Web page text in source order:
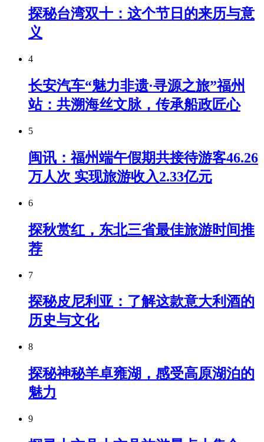
探秘台湾双十：这个节日的来历与意
义
4
长安汽车“魅力非遗·寻源之旅”福州
站：共溯海丝文脉，传承船政匠心
5
闽讯：福州端午假期共接待游客46.26
万人次 实现旅游收入2.33亿元
6
探秋赏红，东北三省最佳旅游时间推
荐
7
探秘皮尼利亚：了解这款意大利酒的
历史与文化
8
探秘神秘羊卓雍湖，感受高原湖泊的
魅力
9